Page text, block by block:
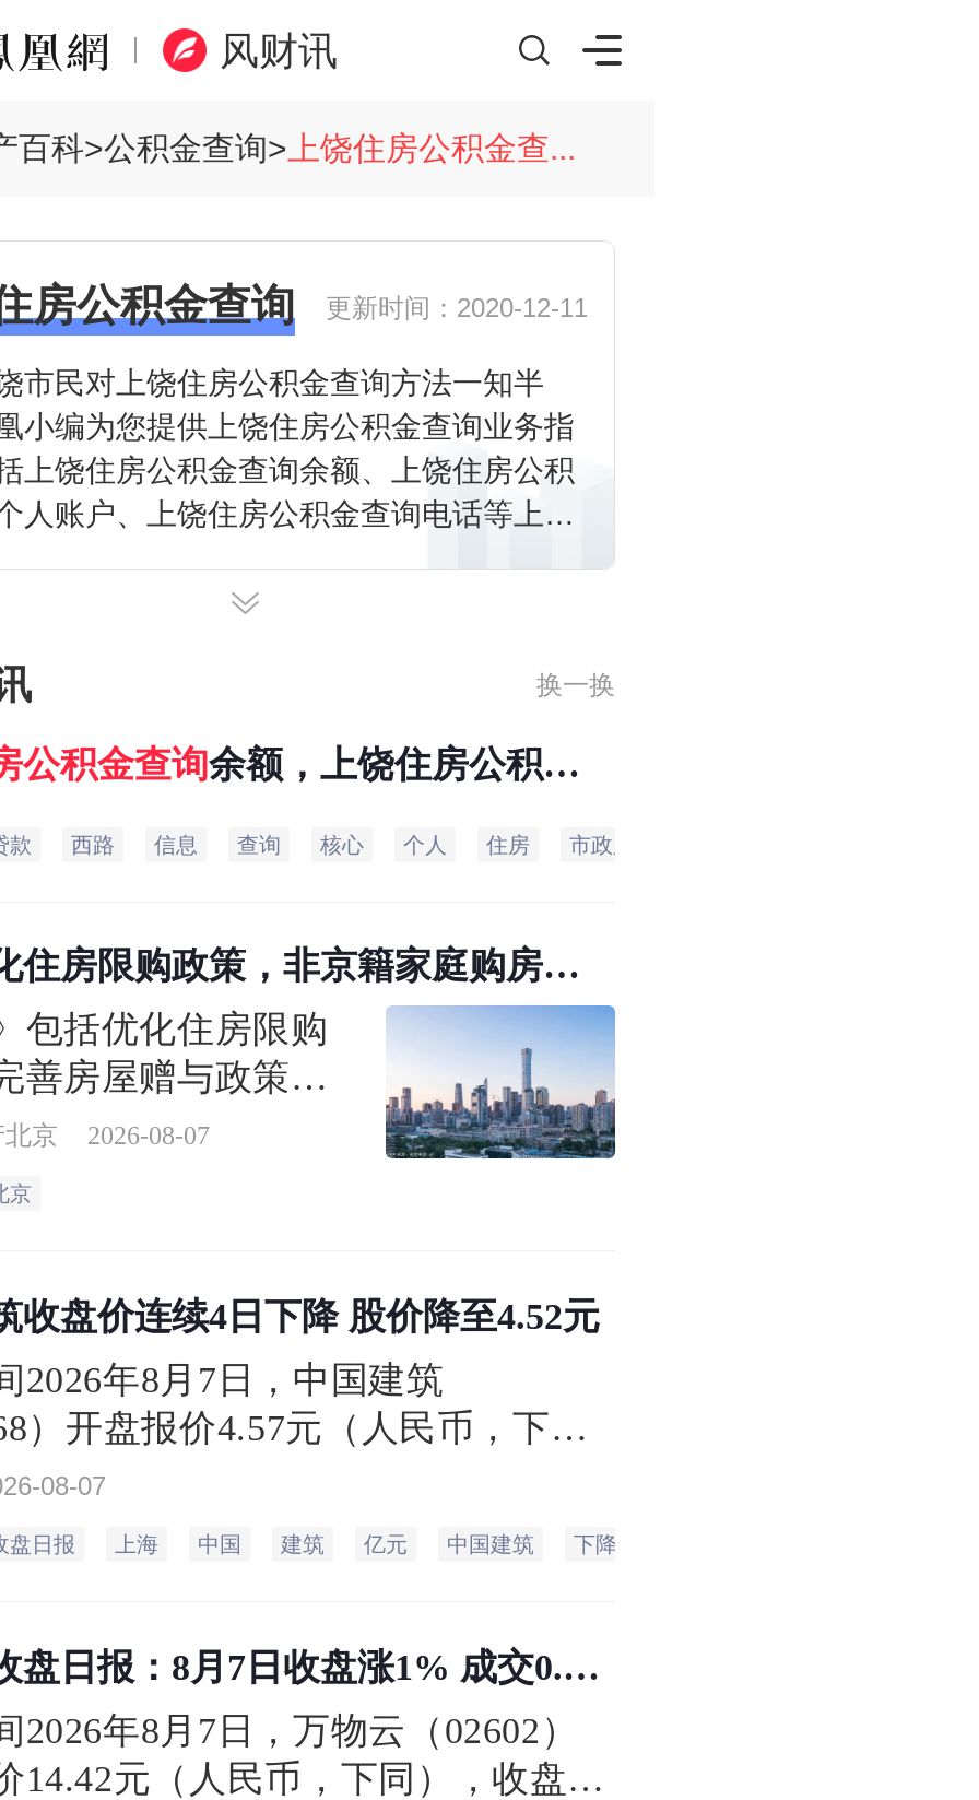
风财讯
百科>公积金查询> 上饶住房公积金查...
房公积金查询 更新时间：2020-12-11
市民对上饶住房公积金查询方法一知半
小编为您提供上饶住房公积金查询业务指
上饶住房公积金查询余额、上饶住房公积
人账户、上饶住房公积金查询电话等上饶
余额，及时发布最新上饶住房公积金政
换一换
公积金查询余额，上饶住房公积查
款 西路 信息 查询 核心 个人 住房 市政府
住房限购政策，非京籍家庭购房社
纳年限下调为一年
包括优化住房限购
善房屋赠与政策、
公积金支持力度3个
策措施。
京 2026-08-07
京
收盘价连续4日下降 股价降至4.52元
2026年8月7日，中国建筑
）开盘报价4.57元（人民币，下
盘于4.52元，相比上一个交易日的
元，下跌1.09%。当日最高价4.57
08-07
盘日报 上海 中国 建筑 亿元 中国建筑 下降
盘日报：8月7日收盘涨1% 成交0.48
2026年8月7日，万物云（02602）
14.42元（人民币，下同），收盘于